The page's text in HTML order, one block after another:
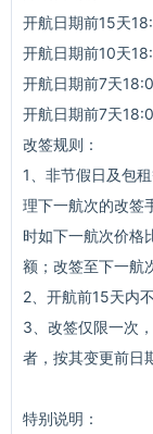
开航日期前15天
开航日期前10天
开航日期前7天
开航日期前7天
改签规则：
1、非节假日及包
理下一航次的改签
时如下一航次价格
额；改签至下一航
2、开航前15天内
3、改签仅限一次
者，按其变更前日
特别说明：